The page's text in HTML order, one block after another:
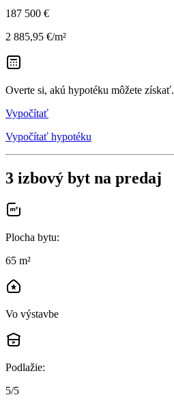
187 500 €
2 885,95 €/m²
Overte si, akú hypotéku môžete získať.
Vypočítať
Vypočítať hypotéku
3 izbový byt na predaj
Plocha bytu:
65 m²
Vo výstavbe
Podlažie:
5/5